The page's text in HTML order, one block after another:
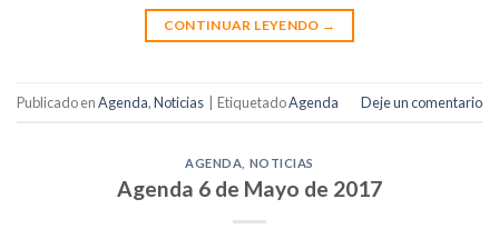
CONTINUAR LEYENDO →
Publicado enAgenda,Noticias | EtiquetadoAgenda Deje un comentario
AGENDA NOTICIAS
Agenda 6 de Mayo de 2017